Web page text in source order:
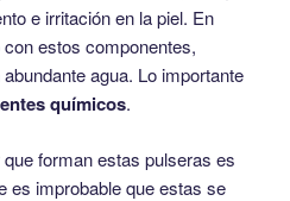
e irritación en la piel. En
estos componentes,
agua. Lo importante
químicos.
forman estas pulseras es
es improbable que estas se